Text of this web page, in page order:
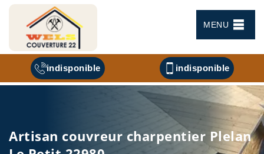
MENU
indisponible indisponible
Artisan couvreur charpentier Plelan